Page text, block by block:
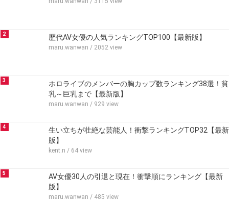
2 歴代AV女優の人気ランキングTOP100【最新版】
maru.wanwan / 2052 view
3
ホロライブのメンバーの胸カップ数ランキング38選！貧
乳～巨乳まで【最新版】
maru.wanwan / 929 view
4
生い立ちが壮絶な芸能人！衝撃ランキングTOP32【最新
版】
kent.n / 64 view
5
AV女優30人の引退と現在！衝撃順にランキング【最新
版】
maru.wanwan / 485 view